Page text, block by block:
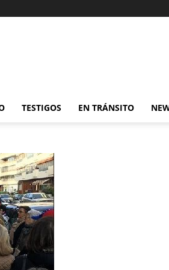
TESTIGOS EN TRÁNSITO